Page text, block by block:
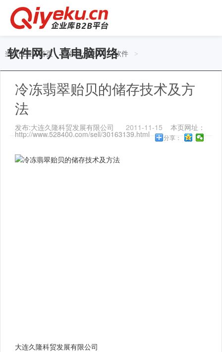
软件网-八喜电脑网络
当前位置：首页 > 供应信息 > 软件 >
冷冻翡翠贻贝的储存技术及方
法
发布:大连久隆科贸发展有限公司 2011-11-15 本页网址：
http://www.528400.com/sell/30163139.html 分享：
大连久隆科贸发展有限公司